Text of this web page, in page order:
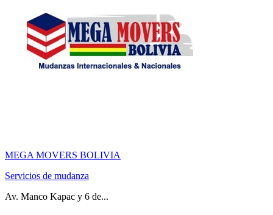
MEGA MOVERS BOLIVIA
Servicios de mudanza
Av. Manco Kapac y 6 de...